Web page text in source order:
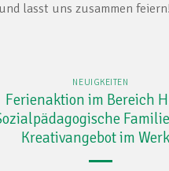
lasst uns zusammen feiern!
NEUIGKEITEN
Ferienaktion im Bereich
Kreativangebot im